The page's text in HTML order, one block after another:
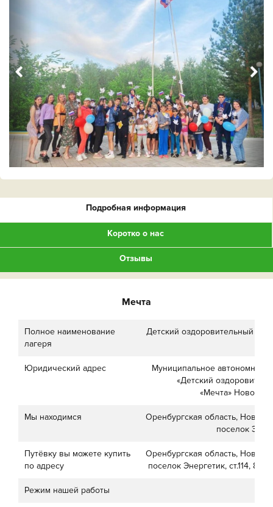
Подробная информация
Коротко о нас
Отзывы
Мечта
Полное наименование
лагеря
Детский оздоровительный
Юридический адрес
Муниципальное автономное
«Детский
«Мечта»
Мы находимся
Оренбургская область,
поселок
Путёвку вы можете купить
по адресу
Оренбургская область,
поселок Энергетик, ст.114, 8
Режим нашей работы